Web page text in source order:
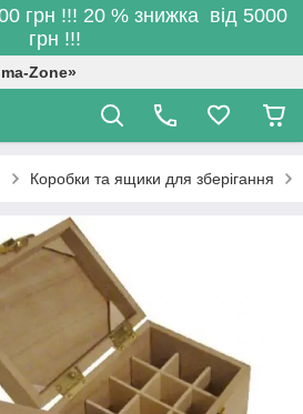
грн !!! 20 % знижка від 5000
грн !!!
Zone»
Коробки та ящики для зберігання